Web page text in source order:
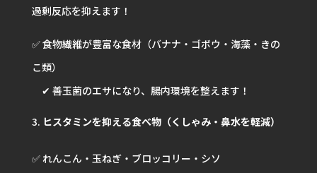
過剰反応を抑えます！
✅ 食物繊維が豊富な食材（バナナ・ゴボウ・海藻・きの
こ類）
✔ 善玉菌のエサになり、腸内環境を整えます！
ヒスタミンを抑える食べ物（くしゃみ・鼻水を軽減）
✅ れんこん・玉ねぎ・ブロッコリー・シソ